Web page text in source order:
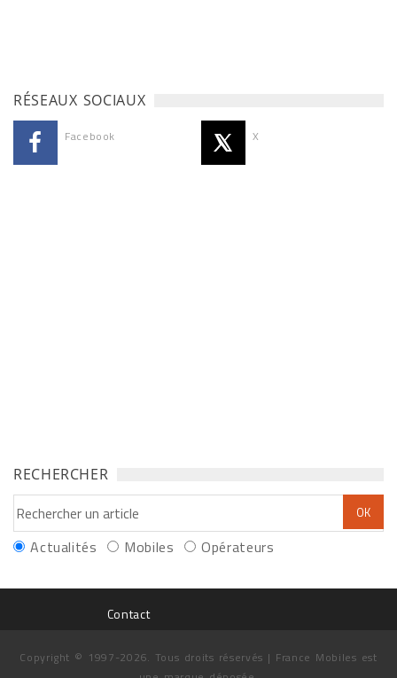
RÉSEAUX SOCIAUX
Facebook X
RECHERCHER
Actualités Mobiles Opérateurs
Contact
Copyright © 1997-2026. Tous droits réservés | France Mobiles est